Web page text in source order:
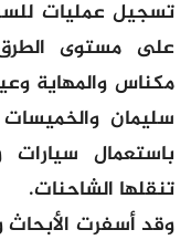
تسجيل عمليات
على مستوى
مكناس والمهاية
سليمان
باستعمال
تنقلها الشاحنات.
وقد أسفرت الأبحاث